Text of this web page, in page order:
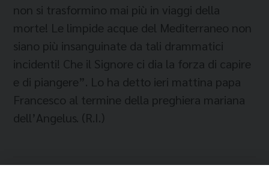
non si trasformino mai più in viaggi della
morte! Le limpide acque del Mediterraneo non
siano più insanguinate da tali drammatici
incidenti! Che il Signore ci dia la forza di capire
e di piangere”. Lo ha detto ieri mattina papa
Francesco al termine della preghiera mariana
dell’Angelus. (R.I.)